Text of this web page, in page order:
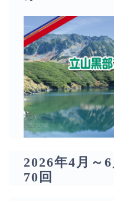
2026年4月～
70回